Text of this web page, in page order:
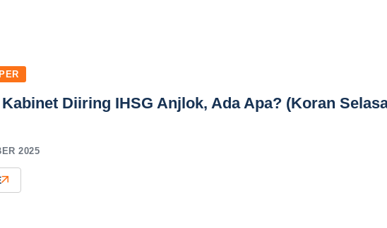
Diiring IHSG Anjlok, Ada Apa? (Koran
2025